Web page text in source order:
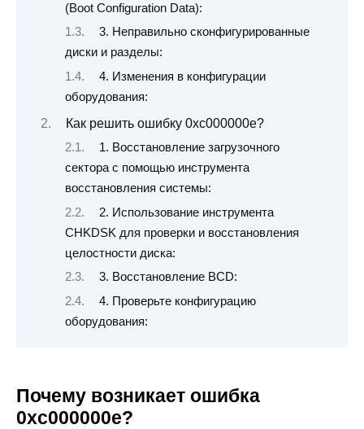
(Boot Configuration Data):
3. Неправильно сконфигурированные
диски и разделы:
4. Изменения в конфигурации
оборудования:
Как решить ошибку 0xc000000e?
1. Восстановление загрузочного
сектора с помощью инструмента
восстановления системы:
2. Использование инструмента
CHKDSK для проверки и восстановления
целостности диска:
3. Восстановление BCD:
4. Проверьте конфигурацию
оборудования:
Почему возникает ошибка
0xc000000e?